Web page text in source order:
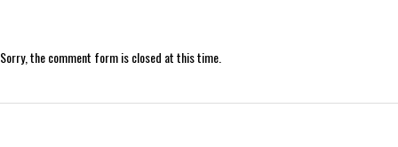
Sorry, the comment form is closed at this time.